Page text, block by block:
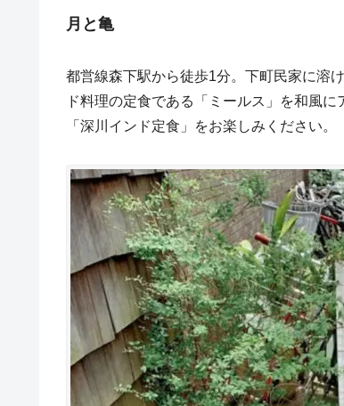
月と亀
都営線森下駅から徒歩1分。下町民家に溶
ド料理の定食である「ミールス」を和風
「深川インド定食」をお楽しみください。